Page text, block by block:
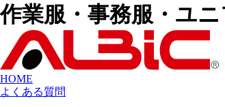
作業服・事務服・ユ
HOME
よくある質問